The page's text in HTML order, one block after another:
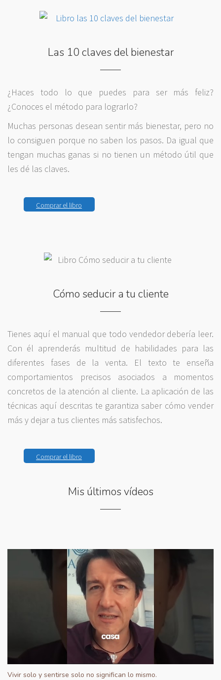
Las 10 claves del bienestar
¿Haces todo lo que puedes para ser más feliz?
¿Conoces el método para lograrlo?
Muchas personas desean sentir más bienestar, pero no
lo consiguen porque no saben los pasos. Da igual que
tengan muchas ganas si no tienen un método útil que
les dé las claves.
Comprar el libro
Cómo seducir a tu cliente
Tienes aquí el manual que todo vendedor debería leer.
Con él aprenderás multitud de habilidades para las
diferentes fases de la venta. El texto te enseña
comportamientos precisos asociados a momentos
concretos de la atención al cliente. La aplicación de las
técnicas aquí descritas te garantiza saber cómo vender
más y dejar a tus clientes más satisfechos.
Comprar el libro
Mis últimos vídeos
Vivir solo y sentirse solo no significan lo mismo.